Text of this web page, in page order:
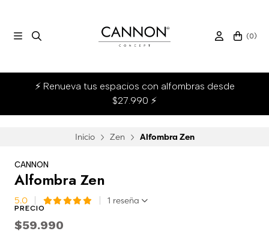
(0)
⚡ Renueva tus espacios con alfombras desde
$27.990 ⚡
Inicio Zen Alfombra Zen
CANNON
Alfombra Zen
5.0 1 reseña
PRECIO
$59.990